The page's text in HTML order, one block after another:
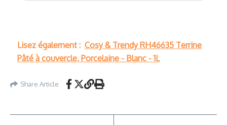
Lisez également : Cosy & Trendy RH46635 Terrine
Pâté à couvercle, Porcelaine - Blanc - 1L
Share Article